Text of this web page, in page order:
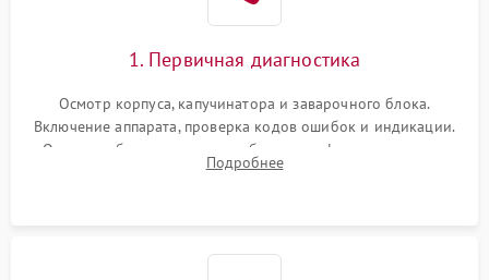
1. Первичная диагностика
Осмотр корпуса, капучинатора и заварочного блока.
Включение аппарата, проверка кодов ошибок и индикации.
Оценка работы помпы, термоблока и кофемолки на слух.
Измерение температуры и давления воды для выявления
Подробнее